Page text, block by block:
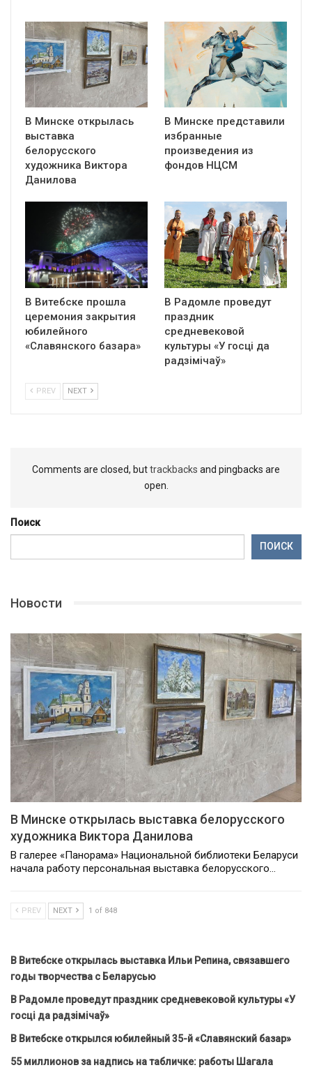
В Минске открылась
выставка
белорусского
художника Виктора
Данилова
В Минске представили
избранные
произведения из
фондов НЦСМ
В Витебске прошла
церемония закрытия
юбилейного
«Славянского базара»
В Радомле проведут
праздник
средневековой
культуры «У госці да
радзімічаў»
PREV NEXT
Comments are closed, buttrackbacks and pingbacks are
open.
Поиск
ПОИСК
Новости
В Минске открылась выставка белорусского
художника Виктора Данилова
В галерее «Панорама» Национальной библиотеки Беларуси
начала работу персональная выставка белорусского…
PREV NEXT 1 of 848
В Витебске открылась выставка Ильи Репина, связавшего
годы творчества с Беларусью
В Радомле проведут праздник средневековой культуры «У
госці да радзімічаў»
В Витебске открылся юбилейный 35-й «Славянский базар»
55 миллионов за надпись на табличке: работы Шагала